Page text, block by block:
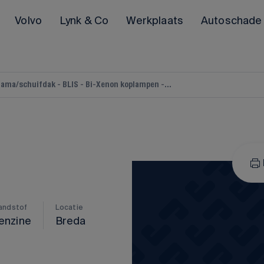
Volvo Lynk & Co Werkplaats Autoschade
schuifdak - BLIS - Bi-Xenon koplampen -...
Locatie
Breda